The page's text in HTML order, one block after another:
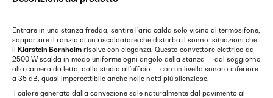
Entrare in una stanza fredda, sentire l'aria calda solo vicino al termosifone,
sopportare il ronzio di un riscaldatore che disturba il sonno: situazioni che
il
Klarstein Bornholm risolve con eleganza. Questo convettore elettrico da
2500 W scalda in modo uniforme ogni angolo della stanza — dal soggiorno
alla camera da letto, dallo studio all'ufficio — con un livello sonoro inferiore
a 35 dB, quasi impercettibile anche nelle notti più silenziose.
Il calore generato dalla convezione sale naturalmente dal pavimento al